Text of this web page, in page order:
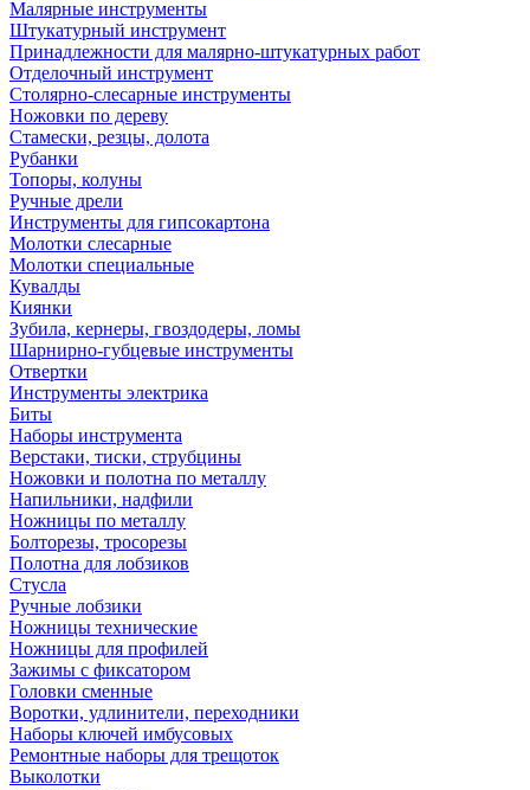
Малярные инструменты
Штукатурный инструмент
Принадлежности для малярно-штукатурных работ
Отделочный инструмент
Столярно-слесарные инструменты
Ножовки по дереву
Стамески, резцы, долота
Рубанки
Топоры, колуны
Ручные дрели
Инструменты для гипсокартона
Молотки слесарные
Молотки специальные
Кувалды
Киянки
Зубила, кернеры, гвоздодеры, ломы
Шарнирно-губцевые инструменты
Отвертки
Инструменты электрика
Биты
Наборы инструмента
Верстаки, тиски, струбцины
Ножовки и полотна по металлу
Напильники, надфили
Ножницы по металлу
Болторезы, тросорезы
Полотна для лобзиков
Стусла
Ручные лобзики
Ножницы технические
Ножницы для профилей
Зажимы с фиксатором
Головки сменные
Воротки, удлинители, переходники
Наборы ключей имбусовых
Ремонтные наборы для трещоток
Выколотки